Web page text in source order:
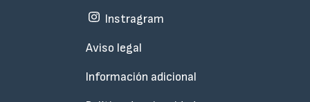
Subfooter
Instragram
Aviso legal
Información adicional